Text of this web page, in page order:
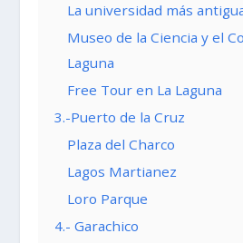
La universidad más
Museo de la Ciencia y el
Laguna
Free Tour en La Laguna
3.-Puerto de la Cruz
Plaza del Charco
Lagos Martianez
Loro Parque
4.- Garachico